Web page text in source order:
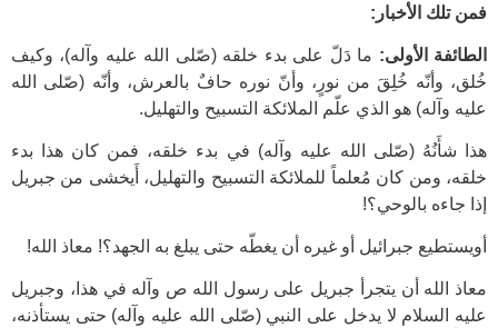
فمن تلك الأخبار:
الطائفة الأولى: ما دَلّ على بدء خلقه (صّلى الله عليه وآله)، وكيف
خُلق، وأنّه خُلِقَ من نورٍ، وأنّ نوره حافٌ بالعرش، وأنّه (صّلى الله
عليه وآله) هو الذي علّم الملائكة التسبيح والتهليل.
هذا شأَنُهُ (صّلى الله عليه وآله) في بدء خلقه، فمن كان هذا بدء
خلقه، ومن كان مُعلماً للملائكة التسبيح والتهليل، أَيخشى من جبريل
إذا جاءه بالوحي؟!
أويستطيع جبرائيل أو غيره أن يغطّه حتى يبلغ به الجهد؟! معاذ الله!
معاذ الله أن يتجرأ جبريل على رسول الله ص وآله في هذا، وجبريل
عليه السلام لا يدخل على النبي (صّلى الله عليه وآله) حتى يستأذنه،